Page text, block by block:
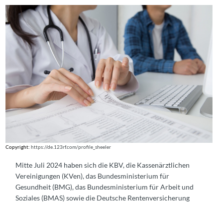
Copyright:https://de.123rf.com/profile_sheeler
Mitte Juli 2024 haben sich die KBV, die Kassenärztlichen
Vereinigungen (KVen), das Bundesministerium für
Gesundheit (BMG), das Bundesministerium für Arbeit und
Soziales (BMAS) sowie die Deutsche Rentenversicherung